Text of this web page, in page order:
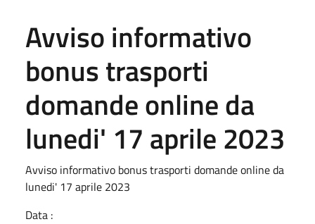
Avviso informativo
bonus trasporti
domande online da
lunedi' 17 aprile 2023
Avviso informativo bonus trasporti domande online da
lunedi' 17 aprile 2023
Data :